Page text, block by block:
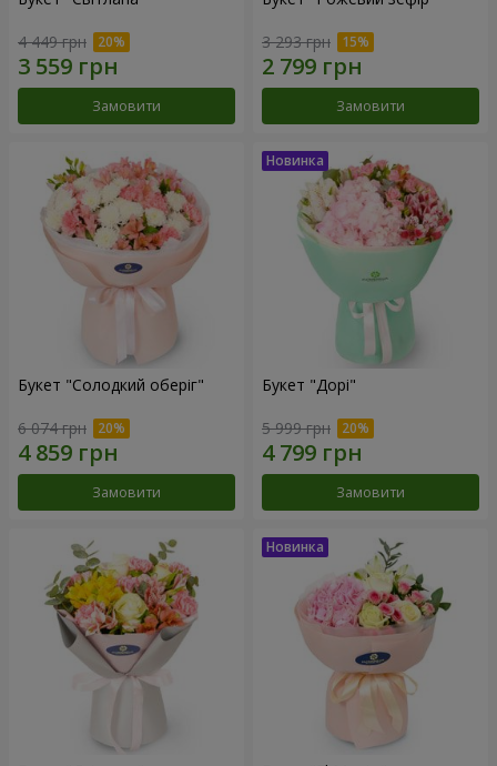
4 449 грн
Замовити
3 293 грн
Замовити
Букет "Солодкий оберіг"
6 074 грн
Замовити
Букет "Дорі"
5 999 грн
Замовити